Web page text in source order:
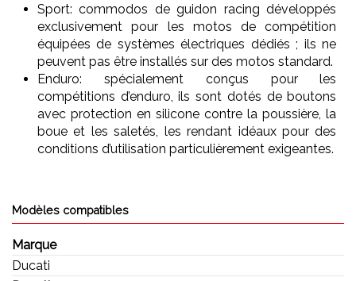
Sport: commodos de guidon racing développés
exclusivement pour les motos de compétition
équipées de systèmes électriques dédiés ; ils ne
peuvent pas être installés sur des motos standard.
Enduro: spécialement conçus pour les
compétitions d’enduro, ils sont dotés de boutons
avec protection en silicone contre la poussière, la
boue et les saletés, les rendant idéaux pour des
conditions d’utilisation particulièrement exigeantes.
Modèles compatibles
Marque
Ducati